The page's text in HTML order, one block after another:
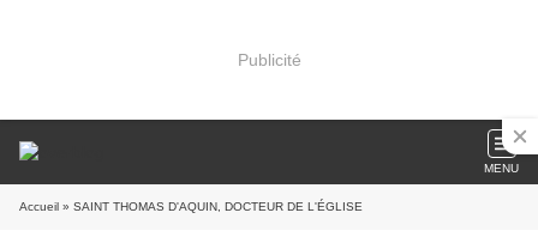
Publicité
MENU
Accueil » SAINT THOMAS D'AQUIN, DOCTEUR DE L'ÉGLISE